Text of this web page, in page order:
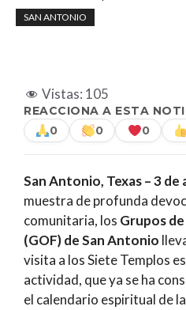
SAN ANTONIO
Vistas: 105
REACCIONA A ESTA
0
0 0
San Antonio, Texas – 3 de
muestra de profunda
comunitaria, los Grupos
(GOF) de San Antonio
visita a los Siete Templos
actividad, que ya se ha
el calendario espiritual de